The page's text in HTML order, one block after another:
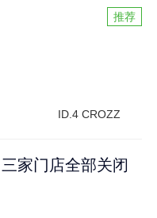
推荐
ID.4 CROZZ
家门店全部关闭